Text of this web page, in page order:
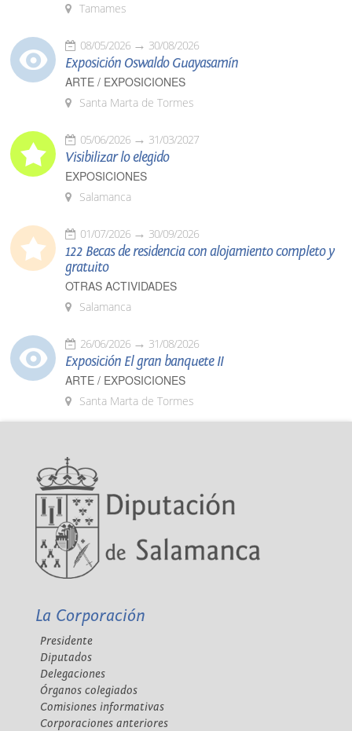
Tamames
08/05/2026 30/08/2026
Exposición Oswaldo Guayasamín
ARTE / EXPOSICIONES
Santa Marta de Tormes
05/06/2026 31/03/2027
Visibilizar lo elegido
EXPOSICIONES
Salamanca
01/07/2026 30/09/2026
122 Becas de residencia con alojamiento completo y
gratuito
OTRAS ACTIVIDADES
Salamanca
26/06/2026 31/08/2026
Exposición El gran banquete II
ARTE / EXPOSICIONES
Santa Marta de Tormes
La Corporación
Presidente
Diputados
Delegaciones
Órganos colegiados
Comisiones informativas
Corporaciones anteriores